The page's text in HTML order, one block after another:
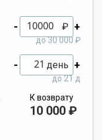
- ₽ +
до 30 000 ₽
- день +
до 21 д
К возврату
10 000 ₽